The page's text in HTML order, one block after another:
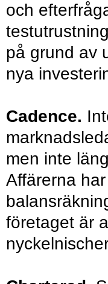
och
på grund av
nya
Cadence.
men inte
Affärerna
företaget är